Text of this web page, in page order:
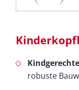
robuste